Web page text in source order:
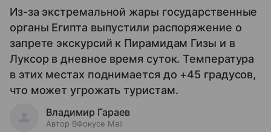
Из-за экстремальной жары государственные
органы Египта выпустили распоряжение о
запрете экскурсий к Пирамидам Гизы и в
Луксор в дневное время суток. Температура
в этих местах поднимается до +45 градусов,
что может угрожать туристам.
Владимир Гараев
Автор ВФокусе Mail